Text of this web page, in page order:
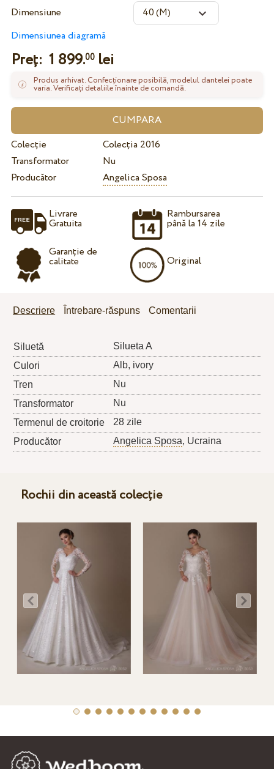
Dimensiune
Dimensiunea diagramă
Preț: 1 899.00lei
Produs arhivat. Confecționare posibilă, modelul dantelei poate
varia. Verificați detaliile înainte de comandă.
Colecție
Colecția 2016
Transformator
Nu
Producător
Angelica Sposa
Livrare
Gratuita
Garanție de
calitate
Rambursarea
până la 14 zile
Original
Descriere Întrebare-răspuns Comentarii
Siluetă
Silueta A
Culori
Alb, ivory
Tren
Nu
Transformator
Nu
Termenul de croitorie
28 zile
Producător
Angelica Sposa, Ucraina
Rochii din această colecție